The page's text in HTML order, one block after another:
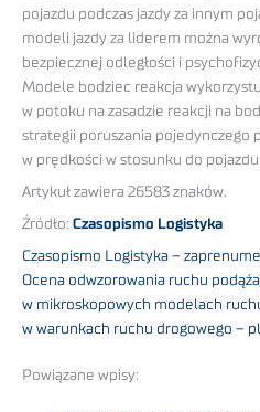
pojazdu podczas jazdy za innym
modeli jazdy za liderem można
bezpiecznej odległości i
Modele bodziec reakcja
w potoku na zasadzie reakcji na
strategii poruszania pojedynczego
w prędkości w stosunku do pojazdu
Artykuł zawiera 26583 znaków.
Źródło: Czasopismo Logistyka
Czasopismo Logistyka –
Ocena odwzorowania ruchu
w mikroskopowych modelach
w warunkach ruchu drogowego –
Powiązane wpisy: